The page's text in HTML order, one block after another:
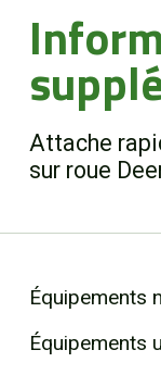
Attache
sur roue
Équipements
Équipements